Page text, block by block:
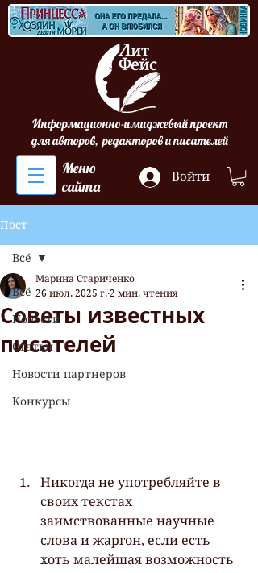
Информационно-имиджевый проект
для авторов, редакторов и писателей
Меню
сайта
Войти
Пост
Всё
Новости
Статьи
Новости партнеров
Конкурсы
Всё
Советы известных
писателей
Марина Стариченко
26 июл. 2025 г. 2 мин. чтения
Никогда не употребляйте в
своих текстах
заимствованные научные
слова и жаргон, если есть
хоть малейшая возможность